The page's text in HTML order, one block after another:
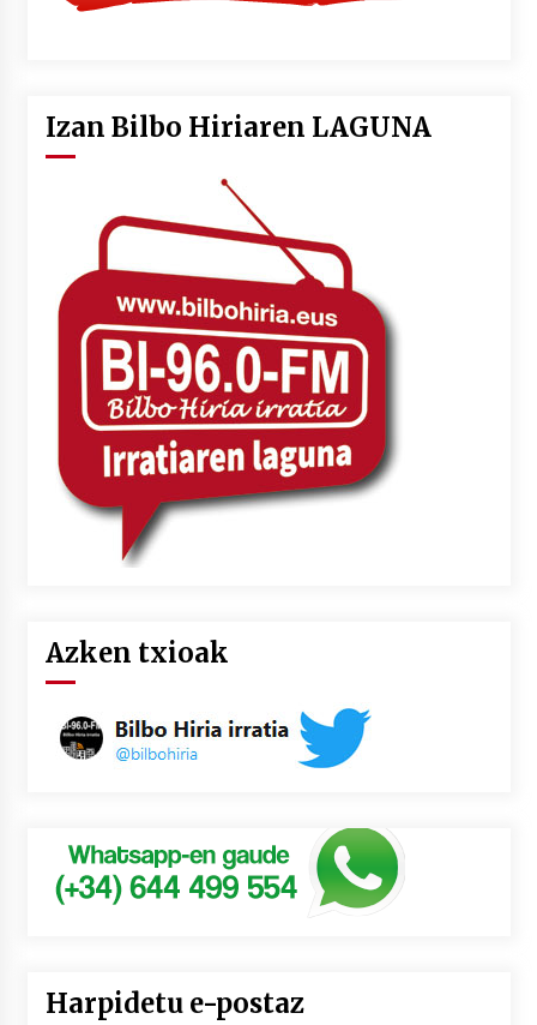
Izan Bilbo Hiriaren LAGUNA
Azken txioak
Harpidetu e-postaz